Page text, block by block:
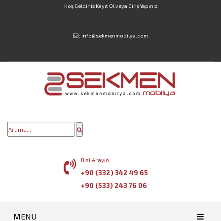
Hoş Geldiniz Kayıt Ol veya Giriş Yapınız
: info@sekmenmobilya.com
Bizi Arayın
+90 (332) 342 49 65
+90 (533) 243 76 06
MENU